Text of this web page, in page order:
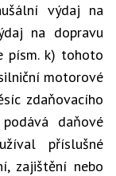
výdaj na
na dopravu
písm. k) tohoto
motorové
zdaňovacího
daňové
příslušné
zajištění nebo